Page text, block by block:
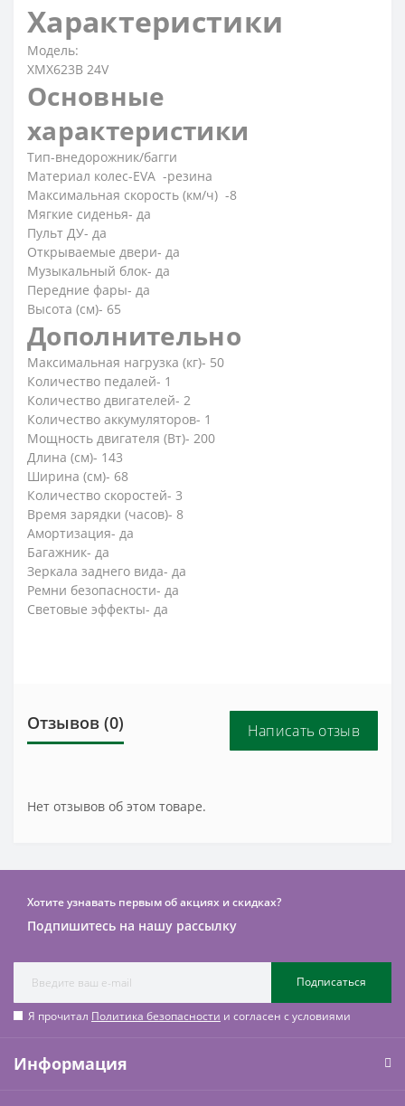
Характеристики
Модель:
XMX623B 24V
Основные
характеристики
Тип-внедорожник/багги
Материал колес-EVA -резина
Максимальная скорость (км/ч) -8
Мягкие сиденья- да
Пульт ДУ- да
Открываемые двери- да
Музыкальный блок- да
Передние фары- да
Высота (см)- 65
Дополнительно
Максимальная нагрузка (кг)- 50
Количество педалей- 1
Количество двигателей- 2
Количество аккумуляторов- 1
Мощность двигателя (Вт)- 200
Длина (см)- 143
Ширина (см)- 68
Количество скоростей- 3
Время зарядки (часов)- 8
Амортизация- да
Багажник- да
Зеркала заднего вида- да
Ремни безопасности- да
Световые эффекты- да
Отзывов (0) Написать отзыв
Нет отзывов об этом товаре.
Хотите узнавать первым об акциях и скидках?
Подпишитесь на нашу рассылку
Подписаться
Я прочитал Политика безопасности и согласен с условиями
Информация